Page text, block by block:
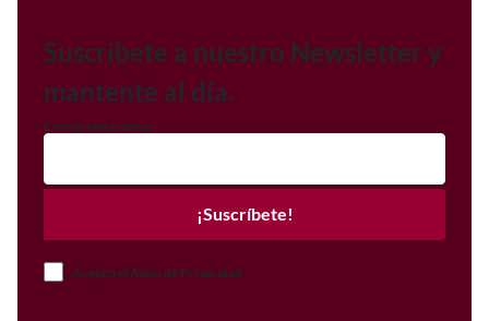
Suscríbete a nuestro Newsletter y
mantente al día.
Correo electrónico
¡Suscríbete!
Acepto el Aviso de Privacidad